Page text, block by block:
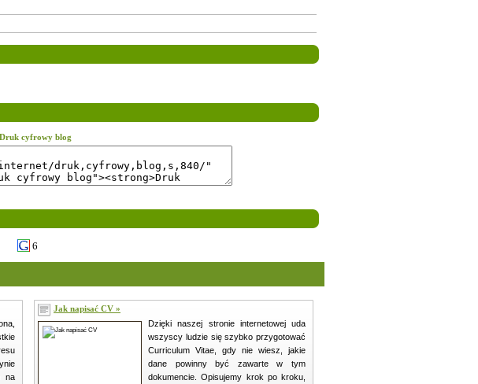
Druk cyfrowy blog
6
na
Jak napisać CV »
Dzięki naszej stronie internetowej uda
wszyscy ludzie się szybko przygotować
Curriculum Vitae, gdy nie wiesz, jakie
dane powinny być zawarte w tym
dokumencie. Opisujemy krok po kroku,